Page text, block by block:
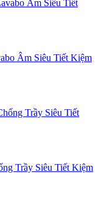
Âm Siêu Tiết Kiệm
Trầy Siêu Tiết Kiệm